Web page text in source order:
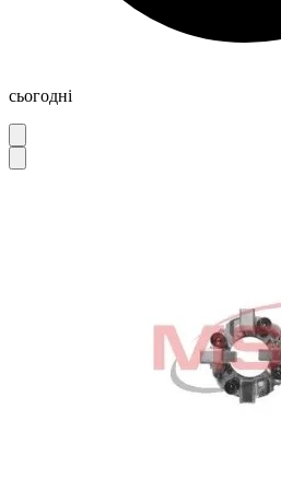
сьогодні